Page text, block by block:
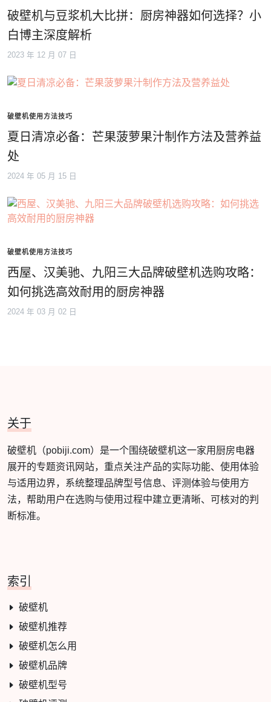
破壁机与豆浆机大比拼：厨房神器如何选择？小
白博主深度解析
2023 年 12 月 07 日
破壁机使用方法技巧
夏日清凉必备：芒果菠萝果汁制作方法及营养益
处
2024 年 05 月 15 日
破壁机使用方法技巧
西屋、汉美驰、九阳三大品牌破壁机选购攻略：
如何挑选高效耐用的厨房神器
2024 年 03 月 02 日
关于
破壁机（pobiji.com）是一个围绕破壁机这一家用厨房电器
展开的专题资讯网站，重点关注产品的实际功能、使用体验
与适用边界，系统整理品牌型号信息、评测体验与使用方
法，帮助用户在选购与使用过程中建立更清晰、可核对的判
断标准。
索引
破壁机
破壁机推荐
破壁机怎么用
破壁机品牌
破壁机型号